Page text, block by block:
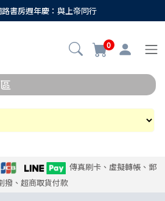
書房週年慶：與上帝同行
0
傳真刷卡、虛擬轉帳、郵
撥、超商取貨付款